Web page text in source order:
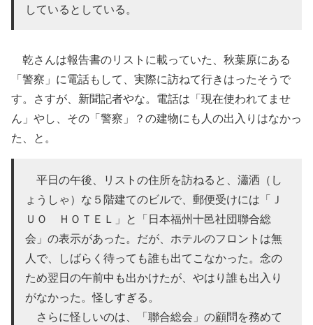
しているとしている。
乾さんは報告書のリストに載っていた、秋葉原にある
「警察」に電話もして、実際に訪ねて行きはったそうで
す。さすが、新聞記者やな。電話は「現在使われてませ
ん」やし、その「警察」？の建物にも人の出入りはなかっ
た、と。
平日の午後、リストの住所を訪ねると、瀟洒（し
ょうしゃ）な５階建てのビルで、郵便受けには「Ｊ
ＵＯ ＨＯＴＥＬ」と「日本福州十邑社団聯合総
会」の表示があった。だが、ホテルのフロントは無
人で、しばらく待っても誰も出てこなかった。念の
ため翌日の午前中も出かけたが、やはり誰も出入り
がなかった。怪しすぎる。
さらに怪しいのは、「聯合総会」の顧問を務めて